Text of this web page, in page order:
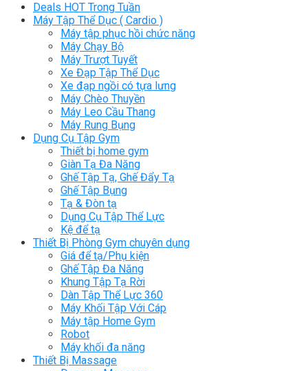
Deals HOT Trong Tuần
Máy Tập Thể Dục ( Cardio )
Máy tập phục hồi chức năng
Máy Chạy Bộ
Máy Trượt Tuyết
Xe Đạp Tập Thể Dục
Xe đạp ngồi có tựa lưng
Máy Chèo Thuyền
Máy Leo Cầu Thang
Máy Rung Bụng
Dụng Cụ Tập Gym
Thiết bị home gym
Giàn Tạ Đa Năng
Ghế Tập Tạ, Ghế Đẩy Tạ
Ghế Tập Bụng
Tạ & Đòn tạ
Dụng Cụ Tập Thể Lực
Kệ để tạ
Thiết Bị Phòng Gym chuyên dụng
Giá để tạ/Phụ kiện
Ghế Tập Đa Năng
Khung Tập Tạ Rời
Dàn Tập Thể Lực 360
Máy Khối Tập Với Cáp
Máy tập Home Gym
Robot
Máy khối đa năng
Thiết Bị Massage